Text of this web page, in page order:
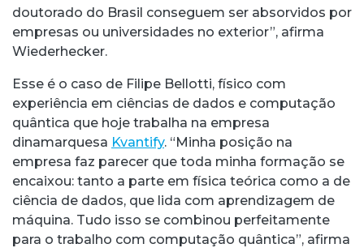
doutorado do Brasil conseguem ser absorvidos por
empresas ou universidades no exterior”, afirma
Wiederhecker.
Esse é o caso de Filipe Bellotti, físico com
experiência em ciências de dados e computação
quântica que hoje trabalha na empresa
dinamarquesa Kvantify. “Minha posição na
empresa faz parecer que toda minha formação se
encaixou: tanto a parte em física teórica como a de
ciência de dados, que lida com aprendizagem de
máquina. Tudo isso se combinou perfeitamente
para o trabalho com computação quântica”, afirma